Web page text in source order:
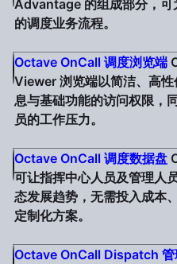
Advantage 的组成部分，可
的调度业务流程。
Octave OnCall 调度浏览端
Viewer 浏览端以简洁、高
息与基础功能的访问权限，
员的工作压力。
Octave OnCall 调度数据盘
可让指挥中心人员及管理人
态发展趋势，无需投入成本
定制化方案。
Octave OnCall Dispatch 管